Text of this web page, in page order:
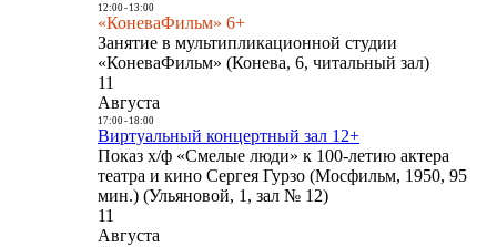
12:00- 13:00
«КоневаФильм» 6+
Занятие в мультипликационной студии
«КоневаФильм» (Конева, 6, читальный зал)
11
Августа
17:00- 18:00
Виртуальный концертный зал 12+
Показ х/ф «Смелые люди» к 100-летию актера
театра и кино Сергея Гурзо (Мосфильм, 1950, 95
мин.) (Ульяновой, 1, зал № 12)
11
Августа